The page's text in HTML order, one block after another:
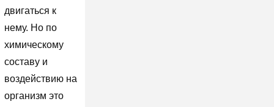
двигаться к
нему. Но по
химическому
составу и
воздействию на
организм это